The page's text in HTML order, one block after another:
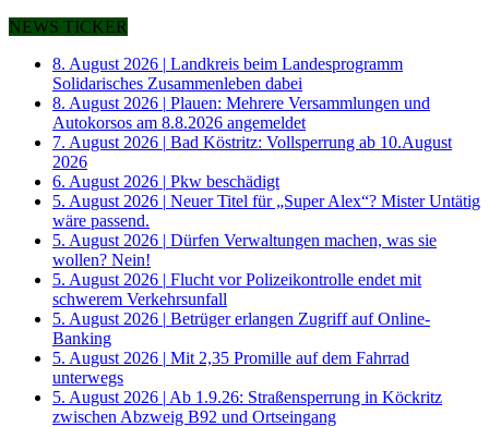
NEWS TICKER
8. August 2026 | Landkreis beim Landesprogramm
Solidarisches Zusammenleben dabei
8. August 2026 | Plauen: Mehrere Versammlungen und
Autokorsos am 8.8.2026 angemeldet
7. August 2026 | Bad Köstritz: Vollsperrung ab 10.August
2026
6. August 2026 | Pkw beschädigt
5. August 2026 | Neuer Titel für „Super Alex“? Mister Untätig
wäre passend.
5. August 2026 | Dürfen Verwaltungen machen, was sie
wollen? Nein!
5. August 2026 | Flucht vor Polizeikontrolle endet mit
schwerem Verkehrsunfall
5. August 2026 | Betrüger erlangen Zugriff auf Online-
Banking
5. August 2026 | Mit 2,35 Promille auf dem Fahrrad
unterwegs
5. August 2026 | Ab 1.9.26: Straßensperrung in Köckritz
zwischen Abzweig B92 und Ortseingang